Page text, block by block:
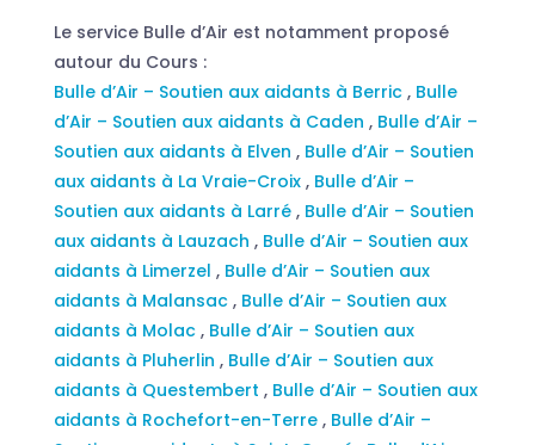
Le service Bulle d’Air est notamment proposé
autour du Cours :
Bulle d’Air – Soutien aux aidants à Berric , Bulle
d’Air – Soutien aux aidants à Caden , Bulle d’Air –
Soutien aux aidants à Elven , Bulle d’Air – Soutien
aux aidants à La Vraie-Croix , Bulle d’Air –
Soutien aux aidants à Larré , Bulle d’Air – Soutien
aux aidants à Lauzach , Bulle d’Air – Soutien aux
aidants à Limerzel , Bulle d’Air – Soutien aux
aidants à Malansac , Bulle d’Air – Soutien aux
aidants à Molac , Bulle d’Air – Soutien aux
aidants à Pluherlin , Bulle d’Air – Soutien aux
aidants à Questembert , Bulle d’Air – Soutien aux
aidants à Rochefort-en-Terre , Bulle d’Air –